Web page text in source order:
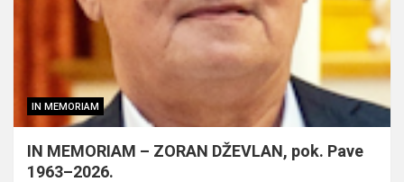
IN MEMORIAM
IN MEMORIAM – ZORAN DŽEVLAN, pok. Pave
1963–2026.